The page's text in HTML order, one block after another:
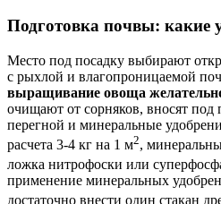
Подготовка почвы: какие
Место под посадку выбирают
с рыхлой и влагопроницаемой
выращивание овоща
очищают от сорняков, вносят под
перегной и минеральные
расчета 3-4 кг на 1 м2,
ложка нитрофоски или
применение минеральных
достаточно внести один стакан